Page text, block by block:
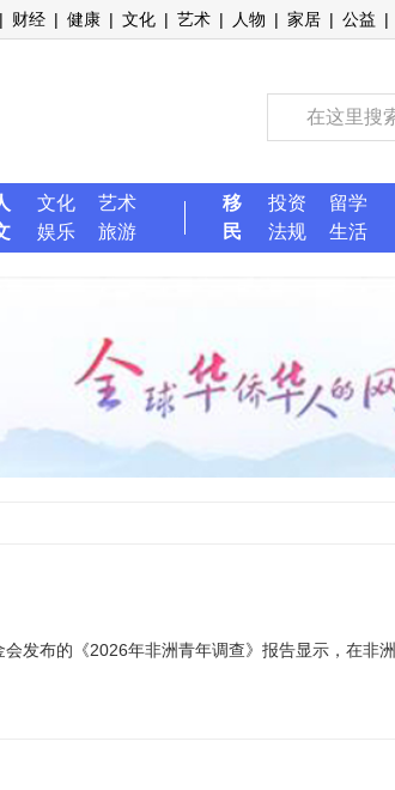
| 财经 | 健康 | 文化 | 艺术 | 人物 | 家居 | 公益 |
文化
艺术
娱乐
旅游
移
民
投资
留学
法规
生活
发布的《2026年非洲青年调查》报告显示，在非洲